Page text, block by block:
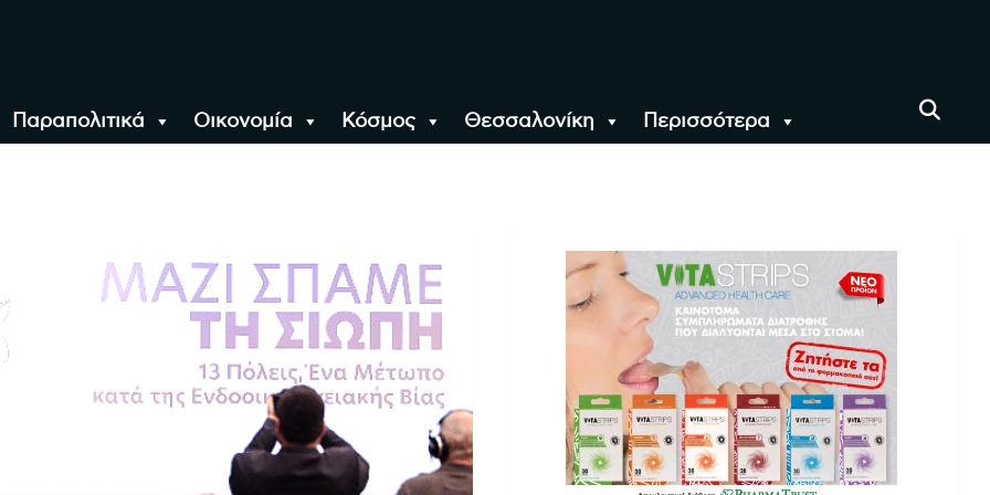
Παραπολιτικά Οικονομία Κόσμος Θεσσαλονίκη Περισσότερα